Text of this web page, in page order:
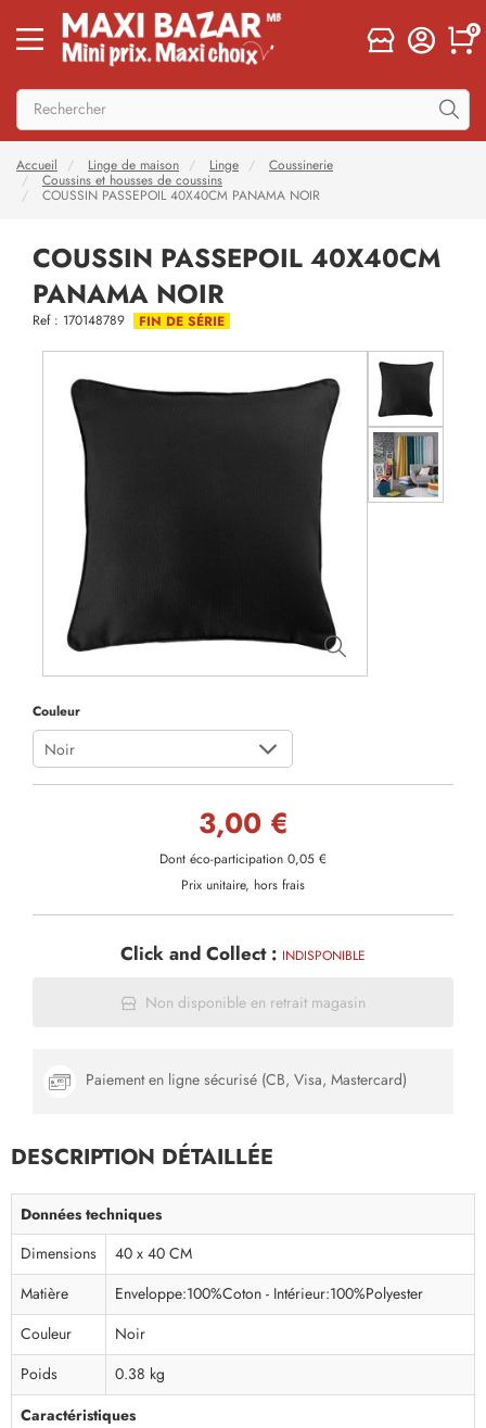
0
Accueil Linge de maison Linge
Coussinerie
Coussins et housses de coussins
COUSSIN PASSEPOIL 40X40CM PANAMA NOIR
COUSSIN PASSEPOIL 40X40CM
PANAMA NOIR
Ref : 170148789 FIN DE SÉRIE
Couleur
Noir
3,00 €
Dont éco-participation 0,05 €
Prix unitaire, hors frais
Click and Collect : INDISPONIBLE
Non disponible en retrait magasin
Paiement en ligne sécurisé (CB, Visa, Mastercard)
DESCRIPTION DÉTAILLÉE
Données techniques
Dimensions
40 x 40 CM
Matière
Enveloppe:100%Coton - Intérieur:100%Polyester
Couleur
Noir
Poids
0.38 kg
Caractéristiques